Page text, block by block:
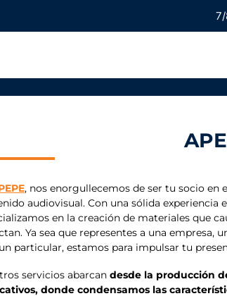
, nos enorgullecemos de ser tu socio en
audiovisual. Con una sólida experiencia
en la creación de materiales que
Ya sea que representes a una empresa,
particular, estamos para impulsar tu
servicios abarcan desde la producción
donde condensamos las